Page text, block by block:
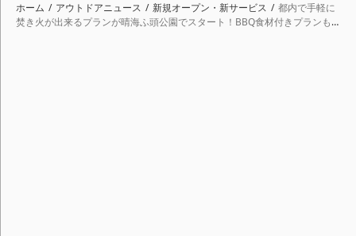
ホーム アウトドアニュース 新規オープン・新サービス
都内で手軽に
焚き火が出来るプランが晴海ふ頭公園でスタート！BBQ食材付きプランも